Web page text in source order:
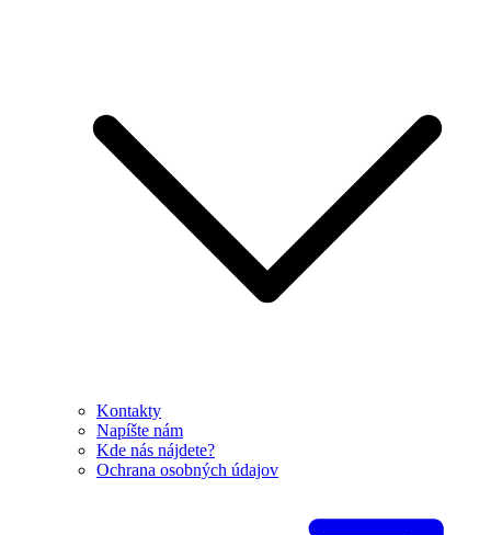
Kontakty
Napíšte nám
Kde nás nájdete?
Ochrana osobných údajov